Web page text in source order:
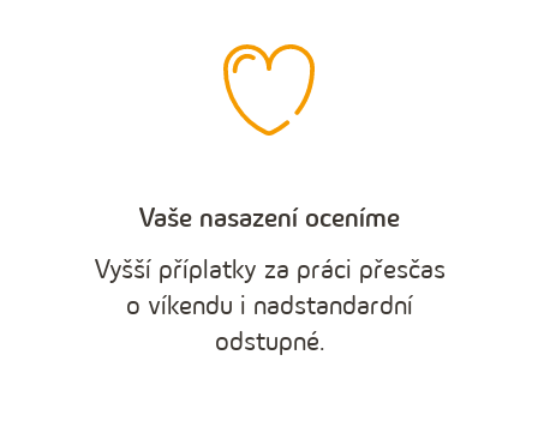
Vaše nasazení oceníme
Vyšší příplatky za práci přesčas
o víkendu i nadstandardní
odstupné.